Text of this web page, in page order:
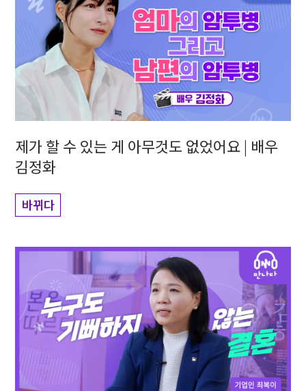
제가 할 수 있는 게 아무것도 없었어요 | 배우
김정화
바뀌다